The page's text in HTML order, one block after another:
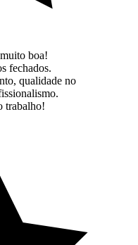
boa!
fechados.
qualidade no
trabalho!